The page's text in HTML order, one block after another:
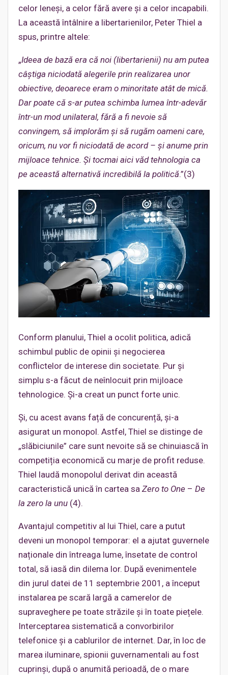
celor leneși, a celor fără avere și a celor incapabili.
La această întâlnire a libertarienilor, Peter Thiel a
spus, printre altele:
„Ideea de bază era că noi (libertarienii) nu am putea
câștiga niciodată alegerile prin realizarea unor
obiective, deoarece eram o minoritate atât de mică.
Dar poate că s-ar putea schimba lumea într-adevăr
într-un mod unilateral, fără a fi nevoie să
convingem, să implorăm și să rugăm oameni care,
oricum, nu vor fi niciodată de acord – și anume prin
mijloace tehnice. Și tocmai aici văd tehnologia ca
pe această alternativă incredibilă la politică.”(3)
Conform planului, Thiel a ocolit politica, adică
schimbul public de opinii și negocierea
conflictelor de interese din societate. Pur și
simplu s-a făcut de neînlocuit prin mijloace
tehnologice. Și-a creat un punct forte unic.
Și, cu acest avans față de concurență, și-a
asigurat un monopol. Astfel, Thiel se distinge de
„slăbiciunile” care sunt nevoite să se chinuiască în
competiția economică cu marje de profit reduse.
Thiel laudă monopolul derivat din această
caracteristică unică în cartea sa Zero to One – De
la zero la unu (4).
Avantajul competitiv al lui Thiel, care a putut
deveni un monopol temporar: el a ajutat guvernele
naționale din întreaga lume, însetate de control
total, să iasă din dilema lor. După evenimentele
din jurul datei de 11 septembrie 2001, a început
instalarea pe scară largă a camerelor de
supraveghere pe toate străzile și în toate piețele.
Interceptarea sistematică a convorbirilor
telefonice și a cablurilor de internet. Dar, în loc de
marea iluminare, spionii guvernamentali au fost
cuprinși, după o anumită perioadă, de o mare